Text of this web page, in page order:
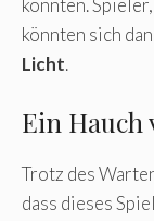
könnten.
könnten sich
Licht.
Ein Hauch
Trotz des
dass dieses